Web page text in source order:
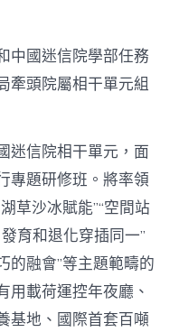
中國迷信院學部任務
牽頭院屬相干單元組
迷信院相干單元，面
專題研修班。將率領
草沙冰賦能”“空間站
育和退化穿插同一”
的融會”等主題範疇的
用載荷運控年夜廳、
基地、國際首套百噸